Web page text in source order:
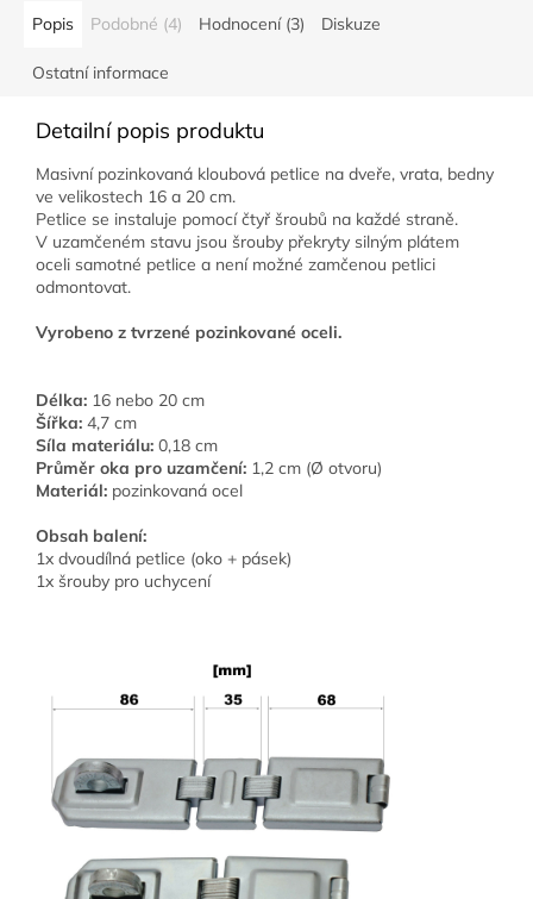
Popis Podobné (4) Hodnocení (3) Diskuze
Ostatní informace
Detailní popis produktu
Masivní pozinkovaná kloubová petlice na dveře, vrata, bedny
ve velikostech 16 a 20 cm.
Petlice se instaluje pomocí čtyř šroubů na každé straně.
V uzamčeném stavu jsou šrouby překryty silným plátem
oceli samotné petlice a není možné zamčenou petlici
odmontovat.
Vyrobeno z tvrzené pozinkované oceli.
Délka: 16 nebo 20 cm
Šířka: 4,7 cm
Síla materiálu: 0,18 cm
Průměr oka pro uzamčení: 1,2 cm (Ø otvoru)
Materiál: pozinkovaná ocel
Obsah balení:
1x dvoudílná petlice (oko + pásek)
1x šrouby pro uchycení